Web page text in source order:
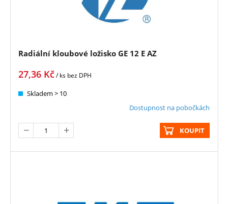
Radiální kloubové ložisko GE 12 E AZ
27,36 Kč/ ks bez DPH
Skladem > 10
Dostupnost na pobočkách
KOUPIT